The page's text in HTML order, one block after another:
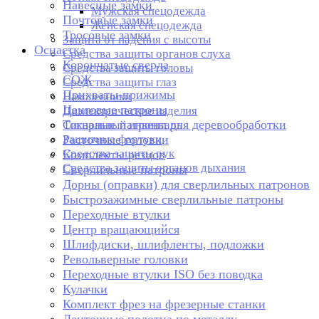
Мужская спецодежда
Женская спецодежда
Защита от падения с высоты
Средства защиты органов слуха
Средства защиты головы
Средства защиты глаз
Наколенники
Диэлектрические изделия
Сигнальный инвентарь
Защитные фартуки
Средства защиты рук
Средства защиты органов дыхания
Навесные замки
Почтовые замки
Тросовые замки
Оснастка
Корончатые сверла
СОЖ
Прихваты-прижимы
Цанговые патроны
Токарные патроны для деревообработки
Расточные головки
Комплекты резцов
Сверлильные патроны
Дорны (оправки) для сверлильных патронов
Быстрозажимные сверлильные патроны
Переходные втулки
Центр вращающийся
Шлифдиски, шлифленты, подложки
Револьверные головки
Переходные втулки ISO без поводка
Кулачки
Комплект фрез на фрезерные станки